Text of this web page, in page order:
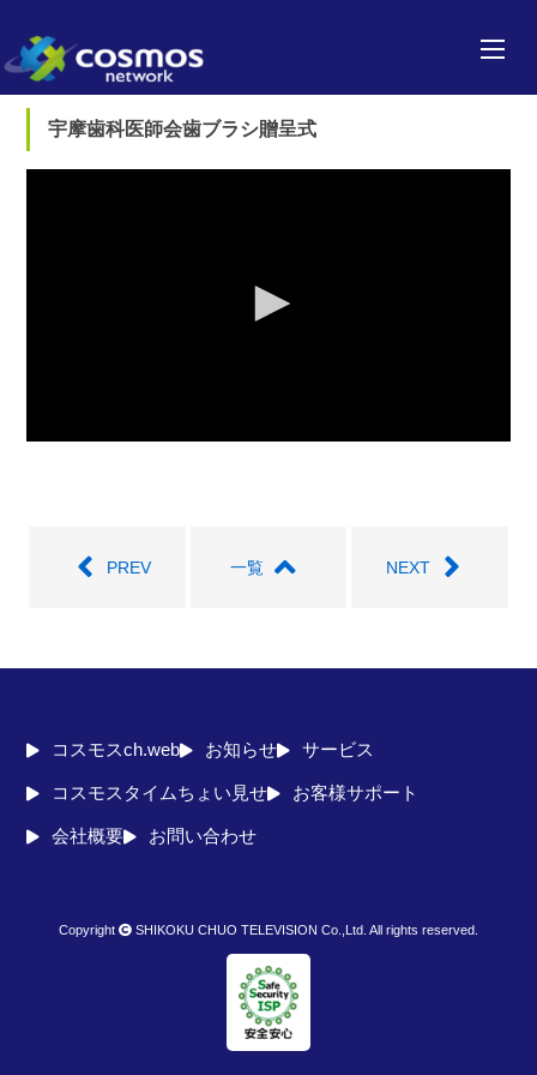
宇摩歯科医師会歯ブラシ贈呈式
PREV 一覧 NEXT
コスモスch.web お知らせ サービス
コスモスタイムちょい見せ お客様サポート
会社概要 お問い合わせ
Copyright SHIKOKU CHUO TELEVISION Co.,Ltd. All rights reserved.